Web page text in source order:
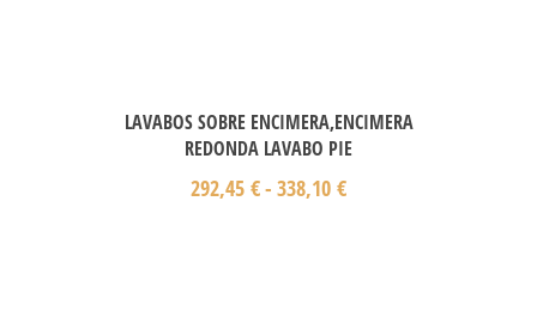
LAVABOS SOBRE ENCIMERA,ENCIMERA
REDONDA LAVABO PIE
292,45 €- 338,10 €